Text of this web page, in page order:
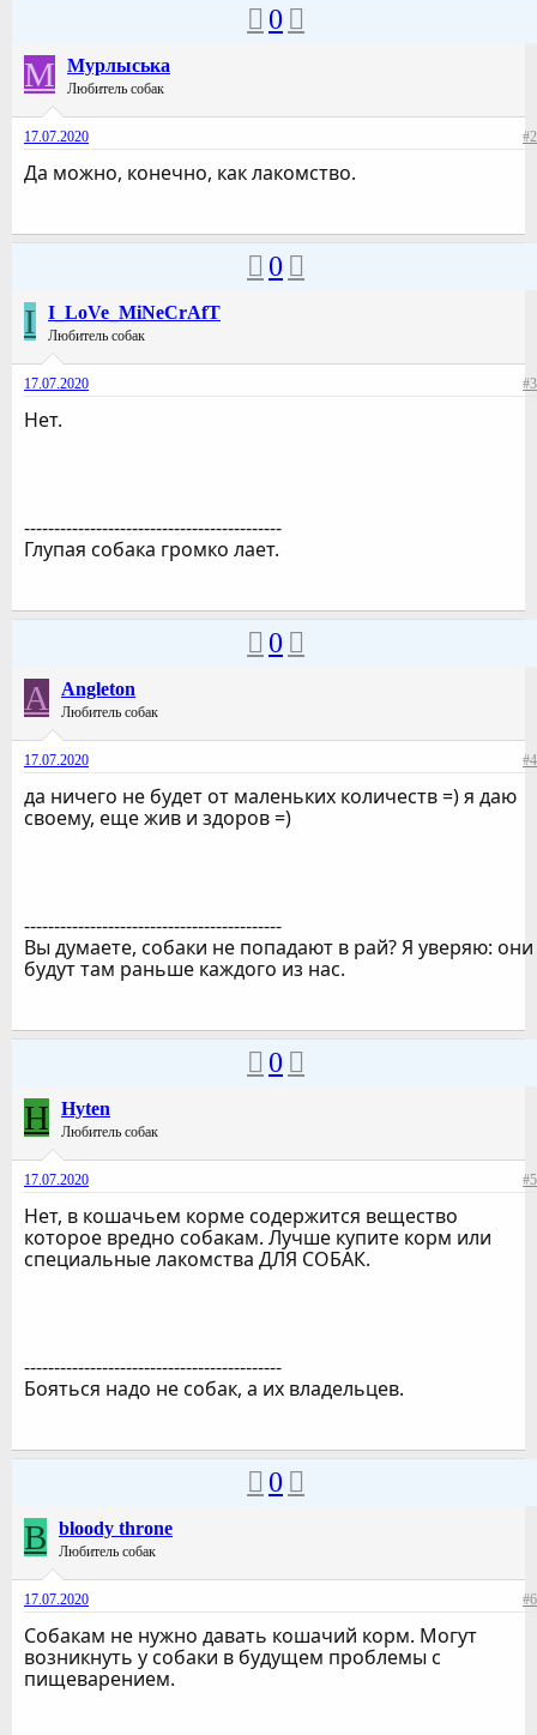
0
М Мурлыська
Любитель собак
17.07.2020 #2
Да можно, конечно, как лакомство.
0
I I_LoVe_MiNeCrAfT
Любитель собак
17.07.2020 #3
Нет.
-------------------------------------------
Глупая собака громко лает.
0
A Angleton
Любитель собак
17.07.2020 #4
да ничего не будет от маленьких количеств =) я даю
своему, еще жив и здоров =)
-------------------------------------------
Вы думаете, собаки не попадают в рай? Я уверяю: они
будут там раньше каждого из нас.
0
H Hyten
Любитель собак
17.07.2020 #5
Нет, в кошачьем корме содержится вещество
которое вредно собакам. Лучше купите корм или
специальные лакомства ДЛЯ СОБАК.
-------------------------------------------
Бояться надо не собак, а их владельцев.
0
B bloody throne
Любитель собак
17.07.2020 #6
Собакам не нужно давать кошачий корм. Могут
возникнуть у собаки в будущем проблемы с
пищеварением.